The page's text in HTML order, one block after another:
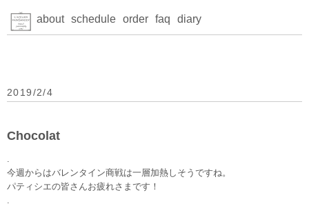
about schedule order faq diary
2019/2/4
Chocolat
.
今週からはバレンタイン商戦は一層加熱しそうですね。
パティシエの皆さんお疲れさまです！
.